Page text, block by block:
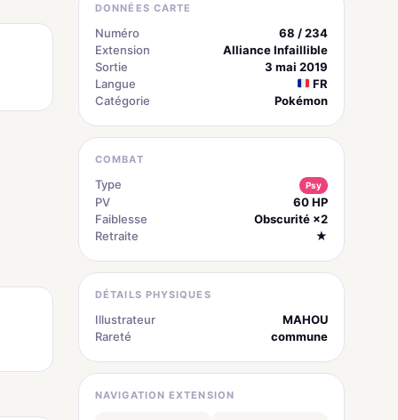
DONNÉES CARTE
Numéro
68 / 234
Extension
Alliance Infaillible
Sortie
3 mai 2019
Langue
FR
Catégorie
Pokémon
COMBAT
Type Psy
PV
60 HP
Faiblesse
Obscurité ×2
Retraite
★
DÉTAILS PHYSIQUES
Illustrateur
MAHOU
Rareté
commune
NAVIGATION EXTENSION